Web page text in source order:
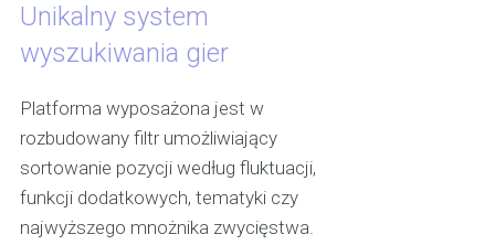
Unikalny system
wyszukiwania gier
Platforma wyposażona jest w
rozbudowany filtr umożliwiający
sortowanie pozycji według fluktuacji,
funkcji dodatkowych, tematyki czy
najwyższego mnożnika zwycięstwa.